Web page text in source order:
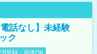
話なし】未経験
ク
登録・面接OK